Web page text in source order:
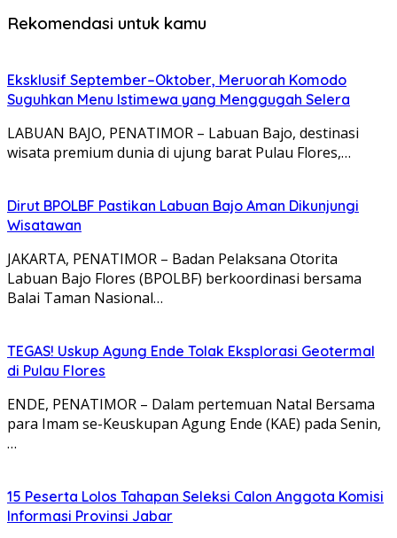
Rekomendasi untuk kamu
Eksklusif September–Oktober, Meruorah Komodo
Suguhkan Menu Istimewa yang Menggugah Selera
LABUAN BAJO, PENATIMOR – Labuan Bajo, destinasi
wisata premium dunia di ujung barat Pulau Flores,…
Dirut BPOLBF Pastikan Labuan Bajo Aman Dikunjungi
Wisatawan
JAKARTA, PENATIMOR – Badan Pelaksana Otorita
Labuan Bajo Flores (BPOLBF) berkoordinasi bersama
Balai Taman Nasional…
TEGAS! Uskup Agung Ende Tolak Eksplorasi Geotermal
di Pulau Flores
ENDE, PENATIMOR – Dalam pertemuan Natal Bersama
para Imam se-Keuskupan Agung Ende (KAE) pada Senin,
…
15 Peserta Lolos Tahapan Seleksi Calon Anggota Komisi
Informasi Provinsi Jabar